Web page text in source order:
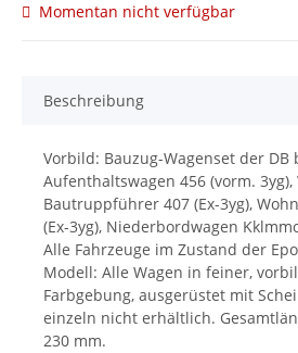
Momentan nicht verfügbar
Beschreibung
Vorbild: Bauzug-Wagenset der DB
Aufenthaltswagen 456 (vorm. 3yg),
Bautruppführer 407 (Ex-3yg),
(Ex-3yg), Niederbordwagen
Alle Fahrzeuge im Zustand der
Modell: Alle Wagen in feiner,
Farbgebung, ausgerüstet mit
einzeln nicht erhältlich.
230 mm.